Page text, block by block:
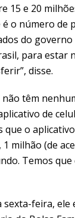
15 e 20
é o número
do governo
para estar
disse.
têm
de
o
milhão (de
Temos
feira,